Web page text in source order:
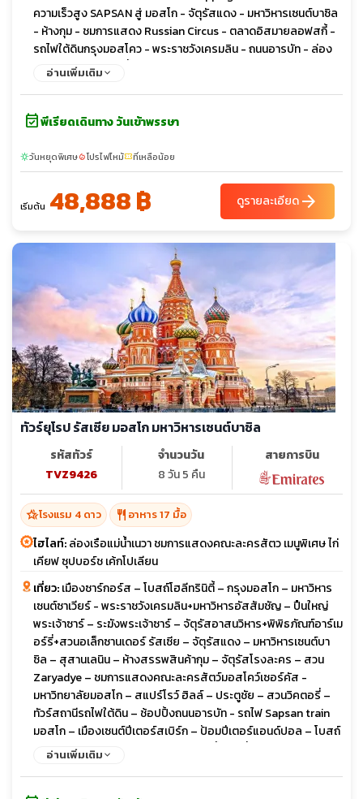
ความเร็วสูง SAPSAN สู่ มอสโก - จัตุรัสแดง - มหาวิหารเซนต์บาซิล
- ห้างกุม - ชมการแสดง Russian Circus - ตลาดอิสมายลอฟสกี้ -
รถไฟใต้ดินกรุงมอสโคว - พระราชวังเครมลิน - ถนนอารบัท - ล่อง
เรือชมทัศนียภาพแม่น้ำมอสควา
อ่านเพิ่มเติม
event_availableพีเรียดเดินทาง วันเข้าพรรษา
sunnyวันหยุดพิเศษlocal_fire_departmentโปรไฟไหม้confirmation_numberที่เหลือน้อย
เริ่มต้น 48,888 ฿ ดูรายละเอียดarrow_forward
ทัวร์ยุโรป รัสเซีย มอสโก มหาวิหารเซนต์บาซิล
รหัสทัวร์
TVZ9426
จำนวนวัน
8 วัน 5 คืน
สายการบิน
hotel_classโรงแรม 4 ดาว restaurant อาหาร 17 มื้อ
ไฮไลท์:ล่องเรือแม่น้ำเนวา ชมการแสดงคณะละครสัตว เมนูพิเศษ ไก่
เคียฟ ซุปบอร์ช เค้กโปเลียน
เที่ยว:เมืองซาร์กอร์ส – โบสถ์โฮลีทรินิตี้ – กรุงมอสโก – มหาวิหาร
เซนต์ซาเวียร์ - พระราชวังเครมลิน+มหาวิหารอัสสัมชัญ – ปืนใหญ่
พระเจ้าซาร์ – ระฆังพระเจ้าซาร์ – จัตุรัสอาสนวิหาร+พิพิธภัณฑ์อาร์เม
อร์รี่+สวนอเล็กซานเดอร์ รัสเซีย – จัตุรัสแดง – มหาวิหารเซนต์บา
ซิล – สุสานเลนิน – ห้างสรรพสินค้ากุม – จัตุรัสโรงละคร – สวน
Zaryadye – ชมการแสดงคณะละครสัตว์มอสโคว์เซอร์คัส -
มหาวิทยาลัยมอสโก – สแปร์โรว์ ฮิลล์ – ประตูชัย – สวนวิคตอรี่ –
ทัวร์สถานีรถไฟใต้ดิน – ช้อปปิ้งถนนอารบัท - รถไฟ Sapsan train
มอสโก – เมืองเซนต์ปีเตอร์สเบิร์ก – ป้อมปีเตอร์แอนด์ปอล – โบสถ์
หยดเลือด – มหาวิหารเซนต์ไอแซค – รูปปั้นคนขี่ม้า – พระราชวังนิ
อ่านเพิ่มเติม